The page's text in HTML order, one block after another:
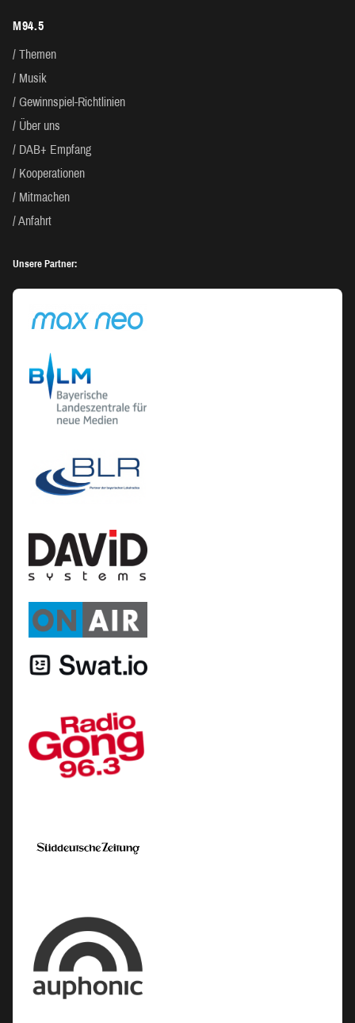
M94.5
Themen
Musik
Gewinnspiel-Richtlinien
Über uns
DAB+ Empfang
Kooperationen
Mitmachen
Anfahrt
Unsere Partner: